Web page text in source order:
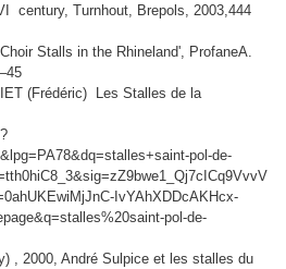
century, Turnhout, Brepols, 2003,444
Stalls in the Rhineland', ProfaneA.
(Frédéric) Les Stalles de la
pol-de-
IvYAhXDDcAKHcx-
pol-de-
, 2000, André Sulpice et les stalles du